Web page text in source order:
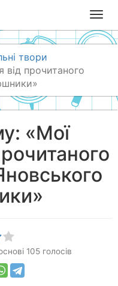
T
o
g
n
a
g
a
t
твори
від прочитаного
«Мої
105 голосів